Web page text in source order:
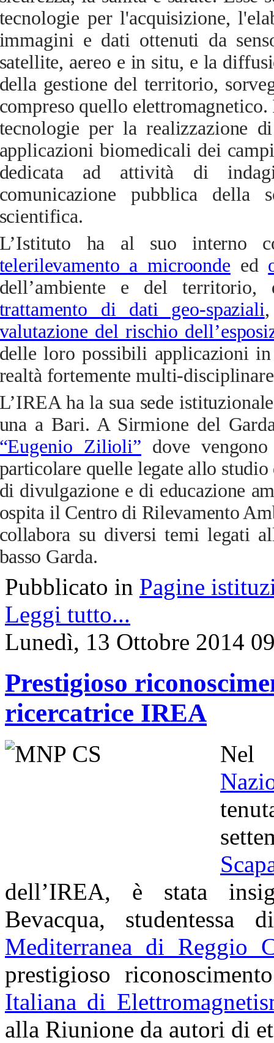
per l'acquisizione,
e dati ottenuti da
aereo e in situ, e la
gestione del territorio,
quello
per la realizzazione
biomedicali dei
ad attività di
pubblica
ha al suo interno
a microonde ed
e del
di dati geo-spaziali
del rischio
loro possibili applicazioni
fortemente multi-
ha la sua sede
a Bari. A Sirmione del
Zilioli” dove
quelle legate allo
divulgazione e di educazione
il Centro di Rilevamento
su diversi temi legati
Garda.
Pubblicato in Pagine
Leggi tutto...
Lunedì, 13 Ottobre 2014
Prestigioso
ricercatrice IREA
dell’IREA, è stata
Bevacqua,
Mediterranea di Reggio
prestigioso
Italiana di
alla Riunione da autori di